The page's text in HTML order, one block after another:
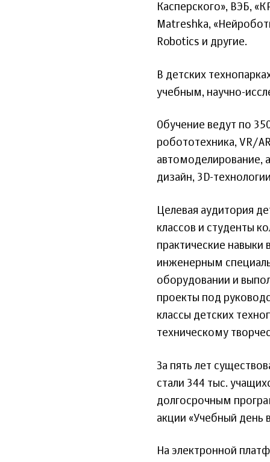
Касперского», ВЭБ,
Matreshka,
Robotics и другие.
В детских
учебным, научно-
Обучение ведут по
робототехника, VR/
автомоделирование,
дизайн, 3D-
Целевая аудитория
классов и студенты
практические
инженерным
оборудовании и
проекты под
классы детских
техническому
За пять лет
стали 344 тыс.
долгосрочным
акции «Учебный день
На электронной